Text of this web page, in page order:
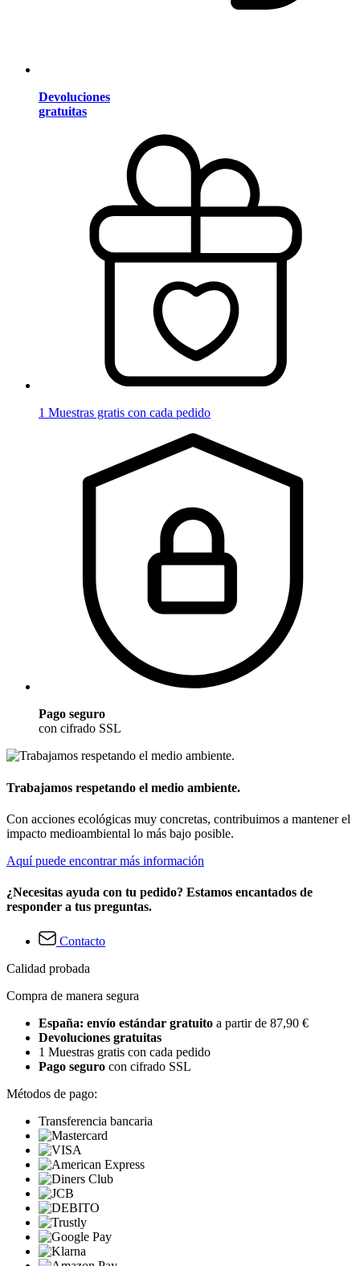
Devoluciones
gratuitas
1 Muestras gratis con cada pedido
Pago seguro
con cifrado SSL
Trabajamos respetando el medio ambiente.
Con acciones ecológicas muy concretas, contribuimos a mantener el
impacto medioambiental lo más bajo posible.
Aquí puede encontrar más información
¿Necesitas ayuda con tu pedido? Estamos encantados de
responder a tus preguntas.
Contacto
Calidad probada
Compra de manera segura
España: envío estándar gratuito a partir de 87,90 €
Devoluciones gratuitas
1 Muestras gratis con cada pedido
Pago seguro con cifrado SSL
Métodos de pago:
Transferencia bancaria